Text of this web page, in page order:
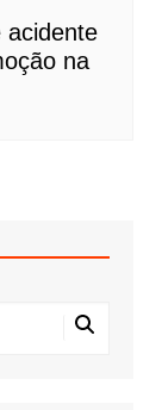
acidente
na